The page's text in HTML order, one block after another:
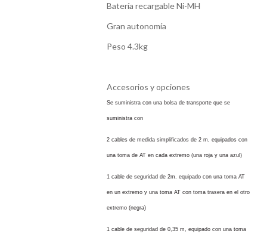
Batería recargable Ni-MH
Gran autonomía
Peso 4.3kg
Accesorios y opciones
Se suministra con una bolsa de transporte que se
suministra con
2 cables de medida simplificados de 2 m, equipados con
una toma de AT en cada extremo (una roja y una azul)
1 cable de seguridad de 2m. equipado con una toma AT
en un extremo y una toma AT con toma trasera en el otro
extremo (negra)
1 cable de seguridad de 0,35 m, equipado con una toma